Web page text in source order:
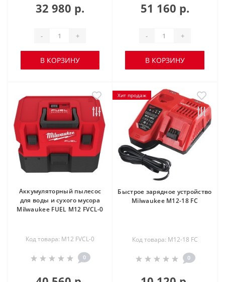
32 980 р.
- +
В КОРЗИНУ
51 160 р.
- +
В КОРЗИНУ
Аккумуляторный пылесос
для воды и сухого мусора
Milwaukee FUEL M12 FVCL-0
Код товара: M12 FVCL-0
0
Хит продаж
Быстрое зарядное устройство
Milwaukee M12-18 FC
Код товара: M12-18 FC
0